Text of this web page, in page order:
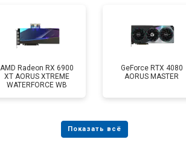
AMD Radeon RX 6900
XT AORUS XTREME
WATERFORCE WB
GeForce RTX 4080
AORUS MASTER